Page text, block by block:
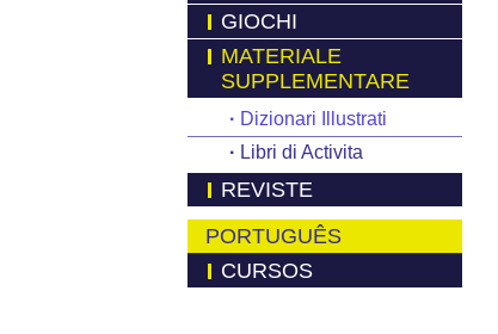
GIOCHI
MATERIALE
SUPPLEMENTARE
· Dizionari Illustrati
· Libri di Activita
REVISTE
PORTUGUÊS
CURSOS